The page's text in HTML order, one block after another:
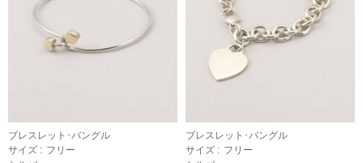
ブレスレット･バングル
サイズ : フリー
ブレスレット･バングル
サイズ : フリー